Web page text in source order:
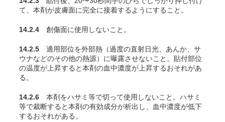
て、本剤が皮膚面に完全に接着するようにすること。
14.2.4 創傷面に使用しないこと。
14.2.5 適用部位を外部熱（過度の直射日光、あんか、サ
ウナなどのその他の熱源）に曝露させないこと。貼付部位
の温度が上昇すると本剤の血中濃度が上昇するおそれがあ
る。
14.2.6 本剤をハサミ等で切って使用しないこと。ハサミ
等で裁断すると本剤の有効成分が析出し、血中濃度が低下
するおそれがある。